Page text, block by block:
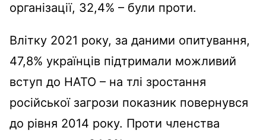
організації, 32,4% – були проти.
Влітку 2021 року, за даними опитування,
47,8% українців підтримали можливий
вступ до НАТО – на тлі зростання
російської загрози показник повернувся
до рівня 2014 року. Проти членства